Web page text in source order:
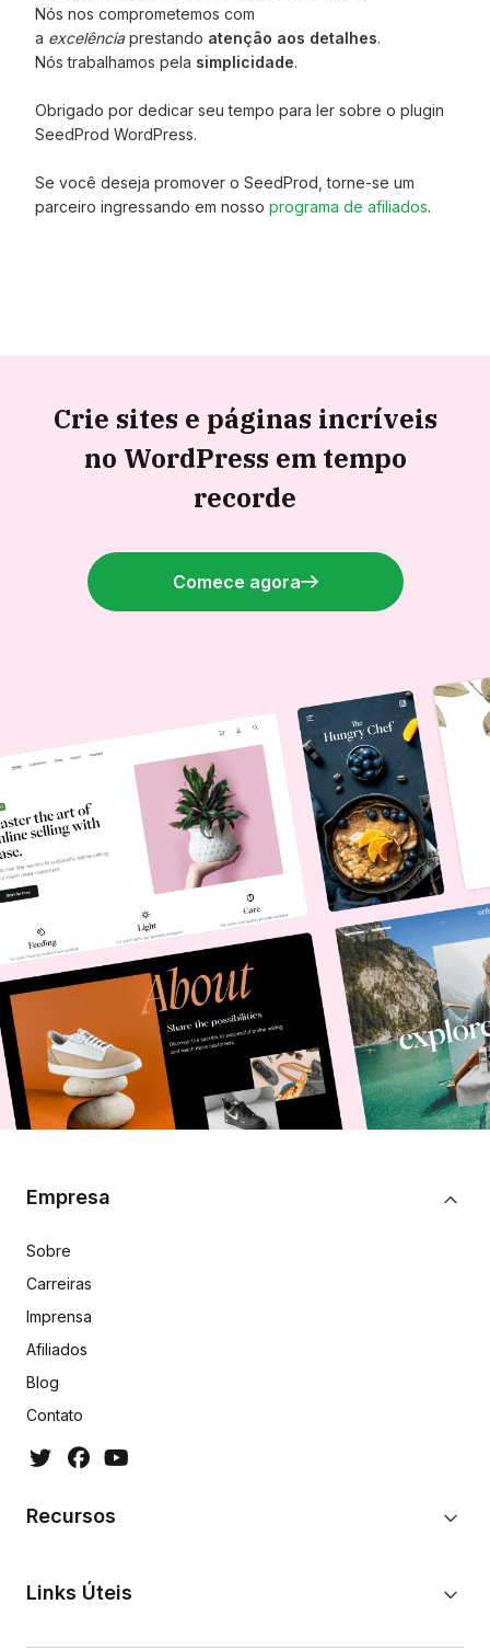
Nós nos comprometemos com
a excelência prestando atenção aos detalhes.
Nós trabalhamos pela simplicidade.
Obrigado por dedicar seu tempo para ler sobre o plugin
SeedProd WordPress.
Se você deseja promover o SeedProd, torne-se um
parceiro ingressando em nosso programa de afiliados.
Crie sites e páginas incríveis
no WordPress em tempo
recorde
Comece agora
Empresa
Sobre
Carreiras
Imprensa
Afiliados
Blog
Contato
Recursos
Links Úteis